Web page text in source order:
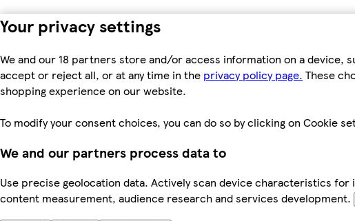
Your privacy settings
We and our 18 partners store and/or access information on a device,
accept or reject all, or at any time in the privacy policy page. These
shopping experience on our website.
To modify your consent choices, you can do so by clicking on Cookie
We and our partners process data to
Use precise geolocation data. Actively scan device characteristics
content measurement, audience research and services development.